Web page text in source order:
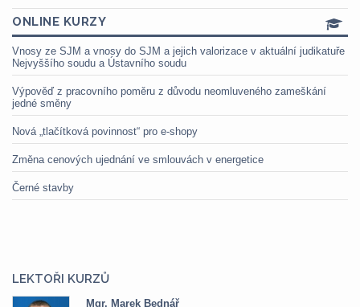
ONLINE KURZY
Vnosy ze SJM a vnosy do SJM a jejich valorizace v aktuální judikatuře
Nejvyššího soudu a Ústavního soudu
Výpověď z pracovního poměru z důvodu neomluveného zameškání
jedné směny
Nová „tlačítková povinnost“ pro e-shopy
Změna cenových ujednání ve smlouvách v energetice
Černé stavby
LEKTOŘI KURZŮ
Mgr. Marek Bednář